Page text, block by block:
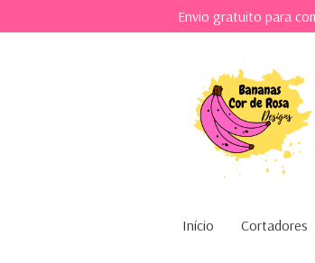
Envio gratuito para
Início Cortadores